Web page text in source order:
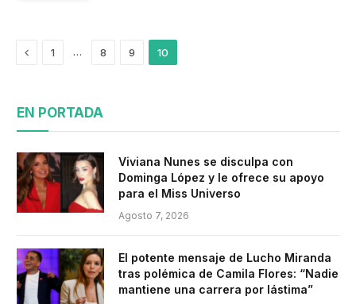
Previous
1 … 8 9 10
EN PORTADA
Viviana Nunes se disculpa con
Dominga López y le ofrece su apoyo
para el Miss Universo
Agosto 7, 2026
El potente mensaje de Lucho Miranda
tras polémica de Camila Flores: “Nadie
mantiene una carrera por lástima”